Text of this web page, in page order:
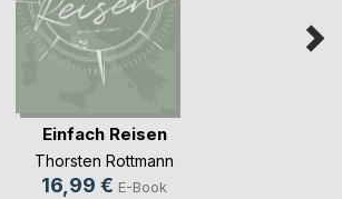
Einfach Reisen
Thorsten Rottmann
16,99 € E-Book